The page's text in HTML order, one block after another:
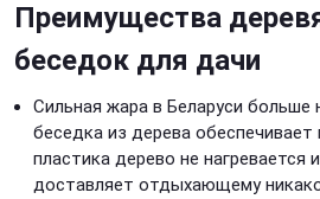
Преимущества
беседок для дачи
Сильная жара в Беларуси больше
беседка из дерева обеспечивает
пластика дерево не нагревается
доставляет отдыхающему